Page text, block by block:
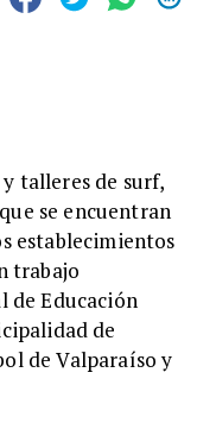
talleres de surf,
se encuentran
establecimientos
trabajo
de Educación
de
de Valparaíso y